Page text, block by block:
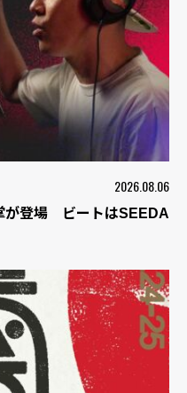
2026.08.06
が登場 ビートはSEEDA